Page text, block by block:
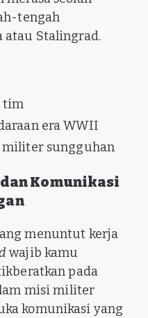
tengah
Stalingrad.
tim
era WWII
militer sungguhan
Komunikasi
menuntut kerja
wajib kamu
pada
misi militer
komunikasi yang